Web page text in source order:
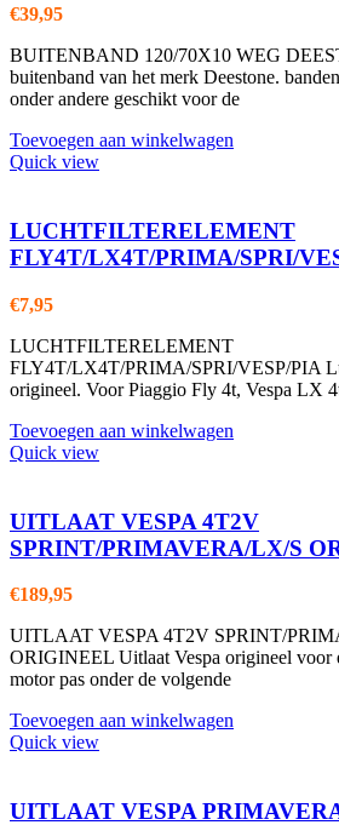
€39,95
BUITENBAND 120/70X10 WEG
buitenband van het merk Deestone.
onder andere geschikt voor de
Toevoegen aan winkelwagen
Quick view
LUCHTFILTERELEMENT
FLY4T/LX4T/PRIMA/SPRI/
€7,95
LUCHTFILTERELEMENT
FLY4T/LX4T/PRIMA/SPRI/VESP/PIA
origineel. Voor Piaggio Fly 4t, Vespa LX
Toevoegen aan winkelwagen
Quick view
UITLAAT VESPA 4T2V
SPRINT/PRIMAVERA/LX/S
€189,95
UITLAAT VESPA 4T2V SPRINT/
ORIGINEEL Uitlaat Vespa origineel voor
motor pas onder de volgende
Toevoegen aan winkelwagen
Quick view
UITLAAT VESPA